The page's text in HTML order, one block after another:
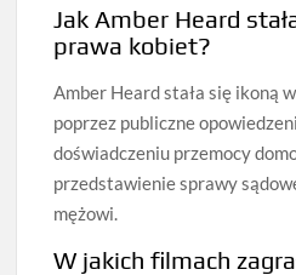
Jak Amber Heard
prawa kobiet?
Amber Heard stała się ikoną
poprzez publiczne
doświadczeniu przemocy
przedstawienie sprawy
mężowi.
W jakich filmach